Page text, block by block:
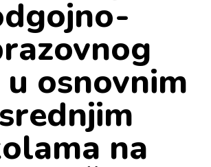
osnovnim
na